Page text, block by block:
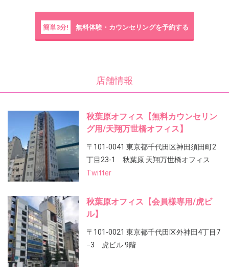
簡単3分! 無料体験・カウンセリングを予約する
店舗情報
秋葉原オフィス【無料カウンセリン
グ用/天翔万世橋オフィス】
〒101-0041 東京都千代田区神田須田町2
丁目23-1 秋葉原 天翔万世橋オフィス
Twitter
秋葉原オフィス【会員様専用/虎ビ
ル】
〒101-0021 東京都千代田区外神田4丁目7
−3 虎ビル 9階